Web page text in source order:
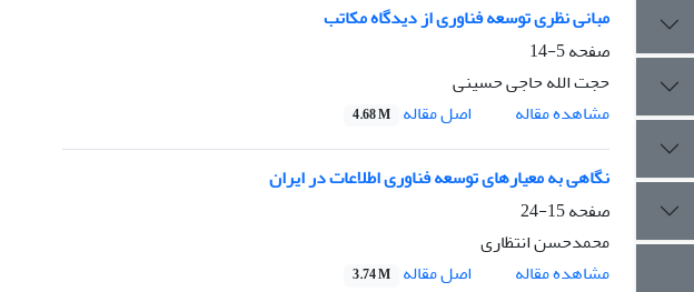
مبانی نظری توسعه فناوری از دیدگاه مکاتب
صفحه5-14
حجت الله حاجی حسینی
مشاهده مقاله
اصل مقاله 4.68 M
نگاهی به معیارهای توسعه فناوری اطلاعات در ایران
صفحه15-24
محمدحسن انتظاری
مشاهده مقاله
اصل مقاله 3.74 M